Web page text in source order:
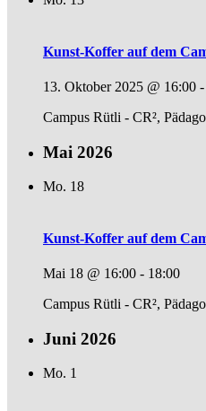
Kunst-Koffer auf dem
13. Oktober 2025 @ 16:00 -
Campus Rütli - CR²,
Mai 2026
Mo. 18
Kunst-Koffer auf dem
Mai 18 @ 16:00 - 18:00
Campus Rütli - CR²,
Juni 2026
Mo. 1